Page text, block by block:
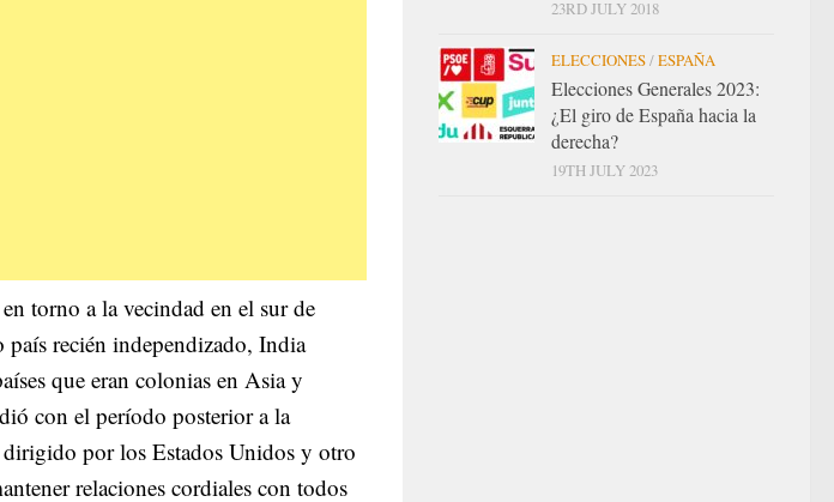
torno a la vecindad en el sur de
recién independizado, India
que eran colonias en Asia y
con el período posterior a la
por los Estados Unidos y otro
relaciones cordiales con todos
23RD JULY 2018
ELECCIONES/ESPAÑA
Elecciones Generales 2023:
¿El giro de España hacia la
derecha?
19TH JULY 2023